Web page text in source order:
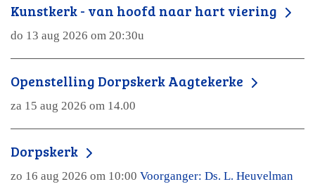
Kunstkerk - van hoofd naar hart viering
do 13 aug 2026 om 20:30u
Openstelling Dorpskerk Aagtekerke
za 15 aug 2026 om 14.00
Dorpskerk
zo 16 aug 2026 om 10:00 Voorganger: Ds. L. Heuvelman